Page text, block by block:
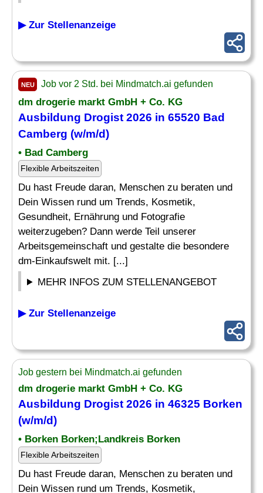
▶ Zur Stellenanzeige
NEU Job vor 2 Std. bei Mindmatch.ai gefunden
dm drogerie markt GmbH + Co. KG
Ausbildung Drogist 2026 in 65520 Bad
Camberg (w/m/d)
• Bad Camberg
Flexible Arbeitszeiten
Du hast Freude daran, Menschen zu beraten und
Dein Wissen rund um Trends, Kosmetik,
Gesundheit, Ernährung und Fotografie
weiterzugeben? Dann werde Teil unserer
Arbeitsgemeinschaft und gestalte die besondere
dm-Einkaufswelt mit. [...]
MEHR INFOS ZUM STELLENANGEBOT
▶ Zur Stellenanzeige
Job gestern bei Mindmatch.ai gefunden
dm drogerie markt GmbH + Co. KG
Ausbildung Drogist 2026 in 46325 Borken
(w/m/d)
• Borken Borken;Landkreis Borken
Flexible Arbeitszeiten
Du hast Freude daran, Menschen zu beraten und
Dein Wissen rund um Trends, Kosmetik,